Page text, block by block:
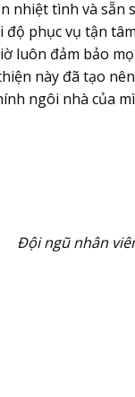
nhiệt tình và sẵn
phục vụ tận
luôn đảm bảo
này đã tạo
ngôi nhà của
Đội ngũ nhân